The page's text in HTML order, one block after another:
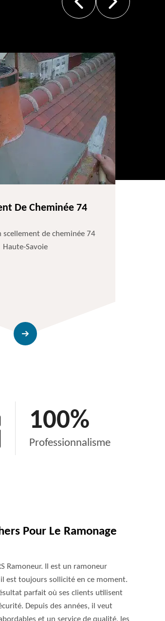
De Cheminée 74
scellement de cheminée 74
Haute-Savoie
100%
Professionnalisme
Pour Le Ramonage
Ramoneur. Il est un ramoneur
est toujours sollicité en ce moment.
parfait où ses clients utilisent
Depuis des années, il veut
et un service de qualité, les